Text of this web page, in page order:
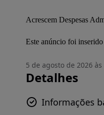
Acrescem Despesas
Este anúncio foi
5 de agosto de 2026 às
Detalhes
Informações